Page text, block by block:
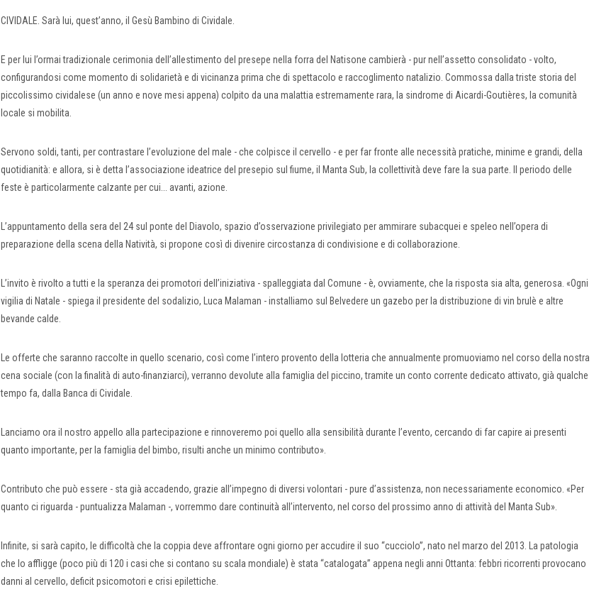
CIVIDALE. Sarà lui, quest’anno, il Gesù Bambino di Cividale.
E per lui l’ormai tradizionale cerimonia dell’allestimento del presepe nella forra del Natisone cambierà - pur nell’assetto consolidato - volto,
configurandosi come momento di solidarietà e di vicinanza prima che di spettacolo e raccoglimento natalizio. Commossa dalla triste storia del
piccolissimo cividalese (un anno e nove mesi appena) colpito da una malattia estremamente rara, la sindrome di Aicardi-Goutières, la comunità
locale si mobilita.
Servono soldi, tanti, per contrastare l’evoluzione del male - che colpisce il cervello - e per far fronte alle necessità pratiche, minime e grandi, della
quotidianità: e allora, si è detta l’associazione ideatrice del presepio sul fiume, il Manta Sub, la collettività deve fare la sua parte. Il periodo delle
feste è particolarmente calzante per cui... avanti, azione.
L’appuntamento della sera del 24 sul ponte del Diavolo, spazio d’osservazione privilegiato per ammirare subacquei e speleo nell’opera di
preparazione della scena della Natività, si propone così di divenire circostanza di condivisione e di collaborazione.
L’invito è rivolto a tutti e la speranza dei promotori dell’iniziativa - spalleggiata dal Comune - è, ovviamente, che la risposta sia alta, generosa. «Ogni
vigilia di Natale - spiega il presidente del sodalizio, Luca Malaman - installiamo sul Belvedere un gazebo per la distribuzione di vin brulè e altre
bevande calde.
Le offerte che saranno raccolte in quello scenario, così come l’intero provento della lotteria che annualmente promuoviamo nel corso della nostra
cena sociale (con la finalità di auto-finanziarci), verranno devolute alla famiglia del piccino, tramite un conto corrente dedicato attivato, già qualche
tempo fa, dalla Banca di Cividale.
Lanciamo ora il nostro appello alla partecipazione e rinnoveremo poi quello alla sensibilità durante l’evento, cercando di far capire ai presenti
quanto importante, per la famiglia del bimbo, risulti anche un minimo contributo».
Contributo che può essere - sta già accadendo, grazie all’impegno di diversi volontari - pure d’assistenza, non necessariamente economico. «Per
quanto ci riguarda - puntualizza Malaman -, vorremmo dare continuità all’intervento, nel corso del prossimo anno di attività del Manta Sub».
Infinite, si sarà capito, le difficoltà che la coppia deve affrontare ogni giorno per accudire il suo “cucciolo”, nato nel marzo del 2013. La patologia
che lo affligge (poco più di 120 i casi che si contano su scala mondiale) è stata “catalogata” appena negli anni Ottanta: febbri ricorrenti provocano
danni al cervello, deficit psicomotori e crisi epilettiche.